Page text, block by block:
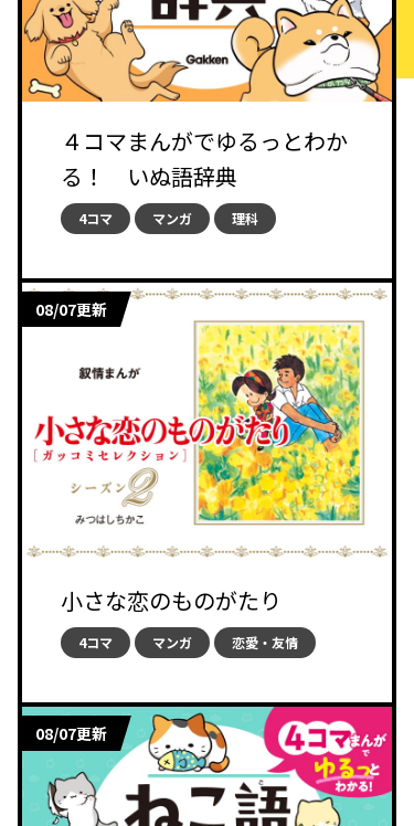
４コマまんがでゆるっとわか
る！ いぬ語辞典
4コマ マンガ 理科
08/07更新
小さな恋のものがたり
4コマ マンガ 恋愛・友情
08/07更新